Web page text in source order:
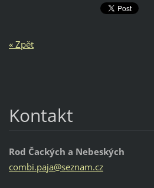
« Zpět
Kontakt
Rod Čackých a Nebeských
combi.paja@seznam.cz